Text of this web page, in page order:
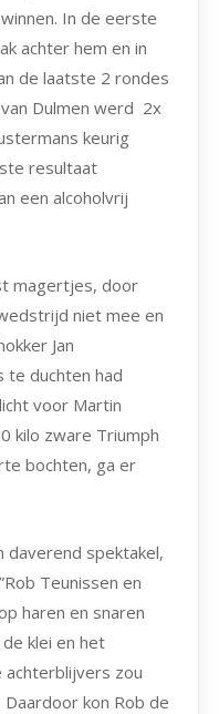
In de eerste
achter hem en in
de laatste 2 rondes
Dulmen werd 2x
keurig
resultaat
een alcoholvrij
magertjes, door
niet mee en
Jan
te duchten had
voor Martin
kilo zware Triumph
bochten, ga er
daverend spektakel,
Teunissen en
haren en snaren
klei en het
achterblijvers zou
kon Rob de